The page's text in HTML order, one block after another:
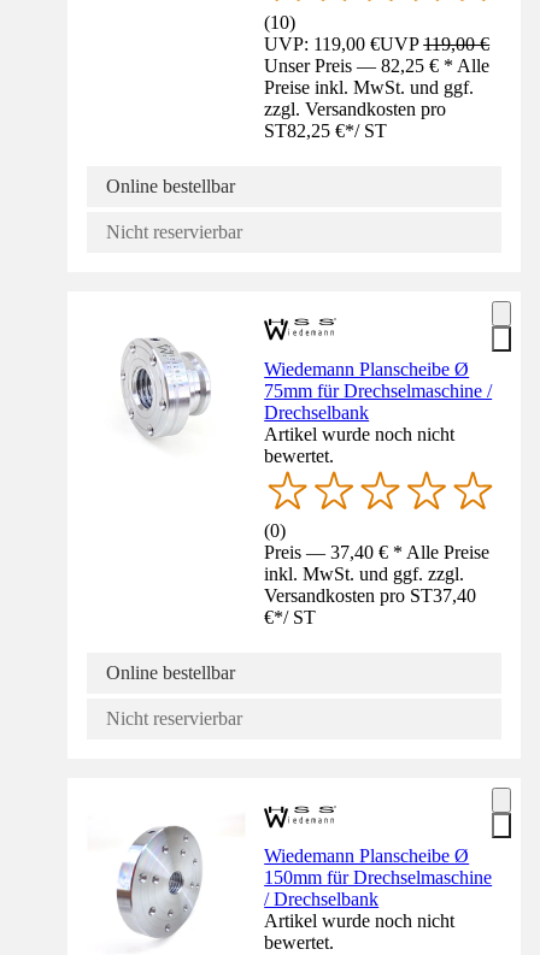
(10)
UVP: 119,00 €UVP119,00 €
Unser Preis — 82,25 € * Alle
Preise inkl. MwSt. und ggf.
zzgl. Versandkosten pro
ST82,25 €*/ ST
Online bestellbar
Nicht reservierbar
Wiedemann Planscheibe Ø
75mm für Drechselmaschine /
Drechselbank
Artikel wurde noch nicht
bewertet.
(0)
Preis — 37,40 € * Alle Preise
inkl. MwSt. und ggf. zzgl.
Versandkosten pro ST37,40
€*/ ST
Online bestellbar
Nicht reservierbar
Wiedemann Planscheibe Ø
150mm für Drechselmaschine
/ Drechselbank
Artikel wurde noch nicht
bewertet.